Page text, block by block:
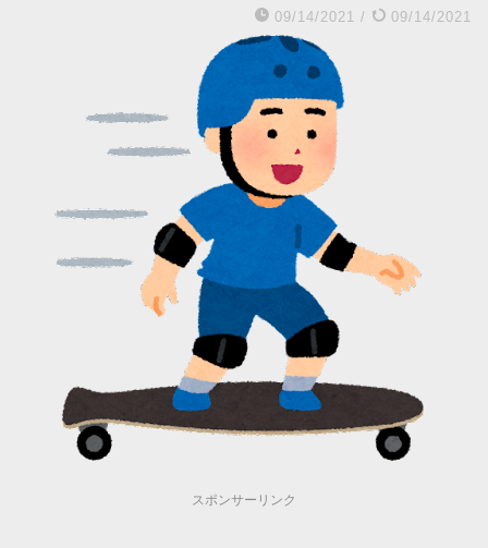
09/14/2021 / 09/14/2021
スポンサーリンク